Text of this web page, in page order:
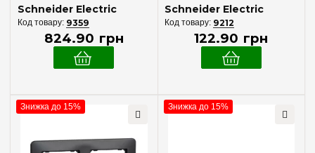
Schneider Electric
9359
824.90 грн
Schneider Electric
9212
122.90 грн
Знижка до 15% Знижка до 15%